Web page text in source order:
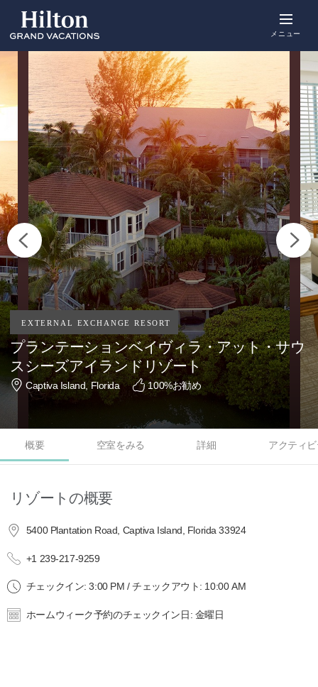
main
メニュー
プランテーションベイヴィラ・アット・サウ
スシーズアイランドリゾート
Captiva Island, Florida 100%お勧め
概要 空室をみる 詳細 アクティ
リゾートの概要
5400 Plantation Road, Captiva Island, Florida 33924
+1 239-217-9259
チェックイン: 3:00 PM / チェックアウト: 10:00 AM
ホームウィーク予約のチェックイン日: 金曜日
概要 空室をみる